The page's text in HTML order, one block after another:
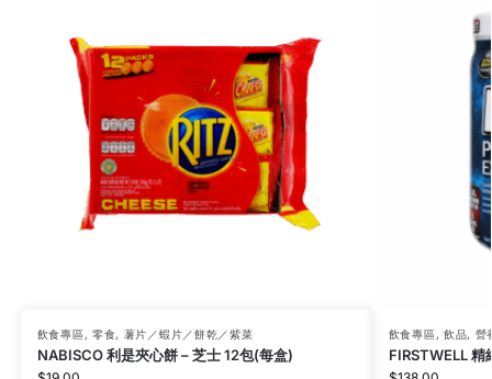
飲食專區, 零食, 薯片／蝦片／餅乾／紫菜
NABISCO 利是夾心餅 – 芝士 12包(每盒)
飲食專區, 飲品, 營
FIRSTWELL